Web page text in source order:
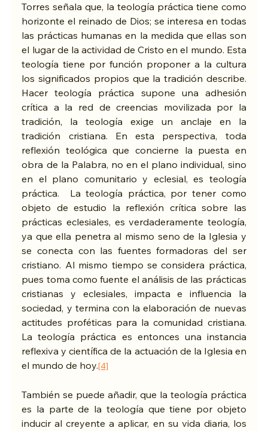
Torres señala que, la teología práctica tiene como
horizonte el reinado de Dios; se interesa en todas
las prácticas humanas en la medida que ellas son
el lugar de la actividad de Cristo en el mundo. Esta
teología tiene por función proponer a la cultura
los significados propios que la tradición describe.
Hacer teología práctica supone una adhesión
crítica a la red de creencias movilizada por la
tradición, la teología exige un anclaje en la
tradición cristiana. En esta perspectiva, toda
reflexión teológica que concierne la puesta en
obra de la Palabra, no en el plano individual, sino
en el plano comunitario y eclesial, es teología
práctica.  La teología práctica, por tener como
objeto de estudio la reflexión crítica sobre las
prácticas eclesiales, es verdaderamente teología,
ya que ella penetra al mismo seno de la Iglesia y
se conecta con las fuentes formadoras del ser
cristiano. Al mismo tiempo se considera práctica,
pues toma como fuente el análisis de las prácticas
cristianas y eclesiales, impacta e influencia la
sociedad, y termina con la elaboración de nuevas
actitudes proféticas para la comunidad cristiana.
La teología práctica es entonces una instancia
reflexiva y científica de la actuación de la Iglesia en
el mundo de hoy.[4]
También se puede añadir, que la teología práctica
es la parte de la teología que tiene por objeto
inducir al creyente a aplicar, en su vida diaria, los